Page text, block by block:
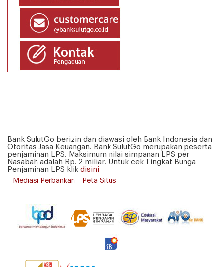
Bank SulutGo berizin dan diawasi oleh Bank Indonesia dan
Otoritas Jasa Keuangan. Bank SulutGo merupakan peserta
penjaminan LPS. Maksimum nilai simpanan LPS per
Nasabah adalah Rp. 2 miliar. Untuk cek Tingkat Bunga
Penjaminan LPS klik disini
Mediasi Perbankan
Peta Situs